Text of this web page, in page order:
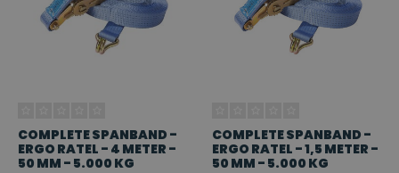
COMPLETE SPANBAND -
ERGO RATEL - 4 METER -
50 MM - 5.000 KG
COMPLETE SPANBAND -
ERGO RATEL - 1,5 METER -
50 MM - 5.000 KG